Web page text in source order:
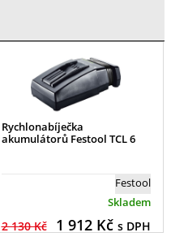
Rychlonabíječka
akumulátorů Festool TCL 6
Festool
Skladem
2 130 Kč 1 912Kč s DPH